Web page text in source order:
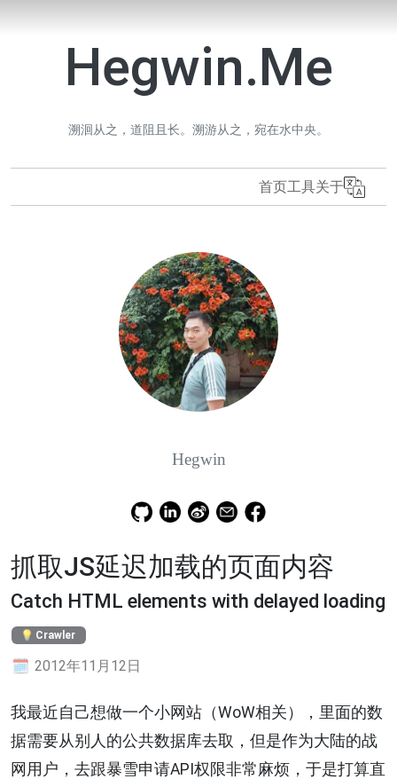
Hegwin.Me
溯洄从之，道阻且长。溯游从之，宛在水中央。
首页工具关于
抓取JS延迟加载的页面内容
Catch HTML elements with delayed loading
Crawler
2012年11月12日
我最近自己想做一个小网站（WoW相关），里面的数
据需要从别人的公共数据库去取，但是作为大陆的战
网用户，去跟暴雪申请API权限非常麻烦，于是打算直
Hegwin